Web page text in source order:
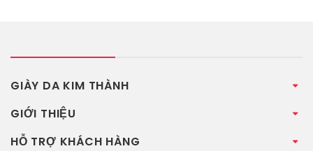
GIÀY DA KIM THÀNH
GIỚI THIỆU
HỖ TRỢ KHÁCH HÀNG